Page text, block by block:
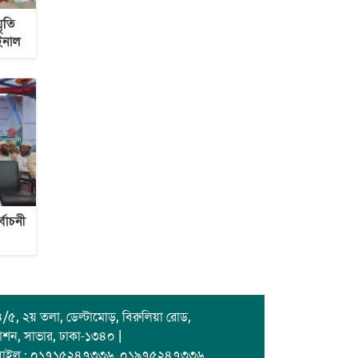
৫, ২য় তলা, ডেল্টামোড়, বিরুলিয়া রোড,
সাভার, ঢাকা-১৩৪০ |